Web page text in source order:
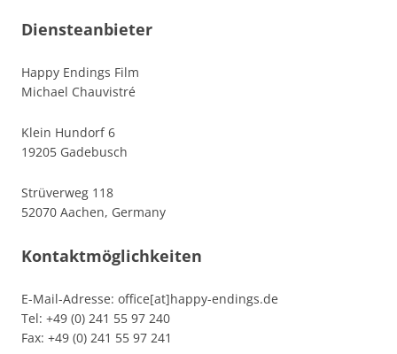
Diensteanbieter
Happy Endings Film
Michael Chauvistré
Klein Hundorf 6
19205 Gadebusch
Strüverweg 118
52070 Aachen, Germany
Kontaktmöglichkeiten
E-Mail-Adresse: office[at]happy-endings.de
Tel: +49 (0) 241 55 97 240
Fax: +49 (0) 241 55 97 241